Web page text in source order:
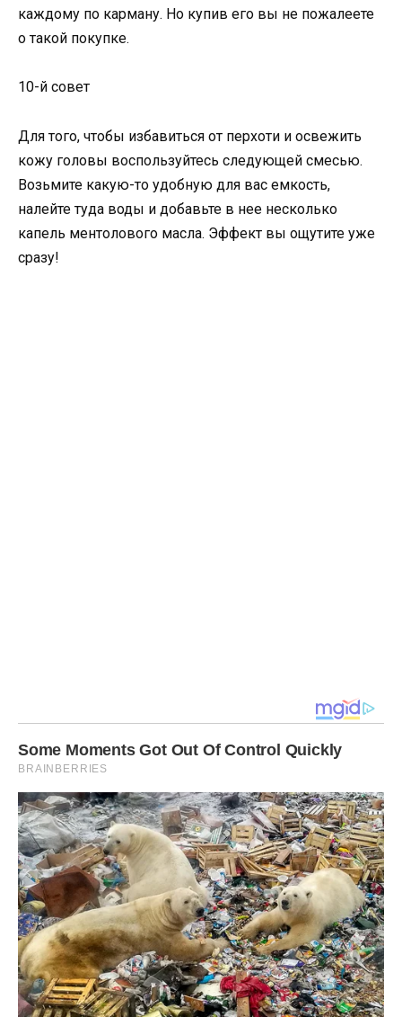
каждому по карману. Но купив его вы не пожалеете
о такой покупке.
10-й совет
Для того, чтобы избавиться от перхоти и освежить
кожу головы воспользуйтесь следующей смесью.
Возьмите какую-то удобную для вас емкость,
налейте туда воды и добавьте в нее несколько
капель ментолового масла. Эффект вы ощутите уже
сразу!